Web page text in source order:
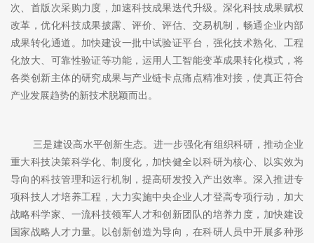
次、首版次采购力度，加速科技成果迭代升级。深化科技成果赋权
改革，优化科技成果披露、评价、评估、交易机制，畅通企业内部
成果转化通道。加快建设一批中试验证平台，强化技术熟化、工程
化放大、可靠性验证等功能，运用人工智能变革成果转化模式，将
各类创新主体的研究成果与产业链卡点痛点精准对接，使真正符合
产业发展趋势的新技术脱颖而出。
三是建设高水平创新生态。进一步强化有组织科研，推动企业
重大科技决策科学化、制度化，加快健全以科研为核心、以实效为
导向的科技管理和运行机制，提高研发投入产出效率。深入推进专
项科技人才培养工程，大力实施中央企业人才登高专项行动，加大
战略科学家、一流科技领军人才和创新团队的培养力度，加快建设
国家战略人才力量。以创新创造为导向，在科研人员中开展多种形